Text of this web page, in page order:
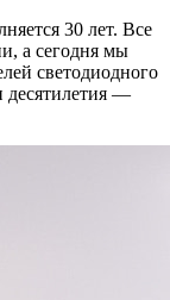
30 лет. Все
а сегодня мы
светодиодного
десятилетия —